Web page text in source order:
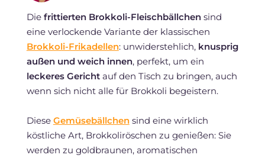
Die frittierten Brokkoli-Fleischbällchensind
eine verlockende Variante der klassischen
Brokkoli-Frikadellen: unwiderstehlich, knusprig
außen und weich innen, perfekt, um ein
leckeres Gerichtauf den Tisch zu bringen, auch
wenn sich nicht alle für Brokkoli begeistern.
Diese Gemüsebällchensind eine wirklich
köstliche Art, Brokkoliröschen zu genießen: Sie
werden zu goldbraunen, aromatischen